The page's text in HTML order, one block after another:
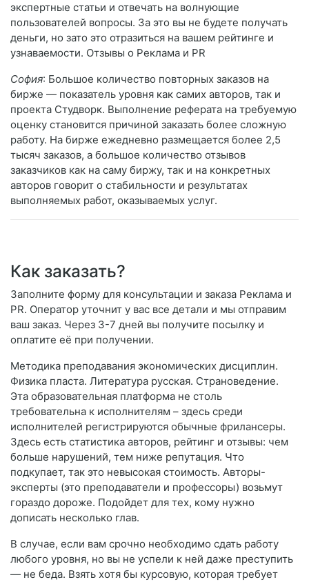
экспертные статьи и отвечать на волнующие
пользователей вопросы. За это вы не будете получать
деньги, но зато это отразиться на вашем рейтинге и
узнаваемости. Отзывы о Реклама и PR
София: Большое количество повторных заказов на
бирже — показатель уровня как самих авторов, так и
проекта Студворк. Выполнение реферата на требуемую
оценку становится причиной заказать более сложную
работу. На бирже ежедневно размещается более 2,5
тысяч заказов, а большое количество отзывов
заказчиков как на саму биржу, так и на конкретных
авторов говорит о стабильности и результатах
выполняемых работ, оказываемых услуг.
Как заказать?
Заполните форму для консультации и заказа Реклама и
PR. Оператор уточнит у вас все детали и мы отправим
ваш заказ. Через 3-7 дней вы получите посылку и
оплатите её при получении.
Методика преподавания экономических дисциплин.
Физика пласта. Литература русская. Страноведение.
Эта образовательная платформа не столь
требовательна к исполнителям – здесь среди
исполнителей регистрируются обычные фрилансеры.
Здесь есть статистика авторов, рейтинг и отзывы: чем
больше нарушений, тем ниже репутация. Что
подкупает, так это невысокая стоимость. Авторы-
эксперты (это преподаватели и профессоры) возьмут
гораздо дороже. Подойдет для тех, кому нужно
дописать несколько глав.
В случае, если вам срочно необходимо сдать работу
любого уровня, но вы не успели к ней даже преступить
— не беда. Взять хотя бы курсовую, которая требует